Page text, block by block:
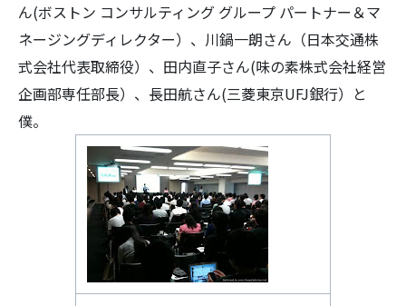
ん(ボストン コンサルティング グループ パートナー＆マ
ネージングディレクター）、川鍋一朗さん（日本交通株
式会社代表取締役）、田内直子さん(味の素株式会社経営
企画部専任部長）、長田航さん(三菱東京UFJ銀行）と
僕。